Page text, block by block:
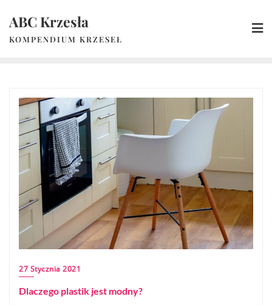
content
ABC Krzesła
KOMPENDIUM KRZESEŁ
27 Stycznia 2021
Dlaczego plastik jest modny?